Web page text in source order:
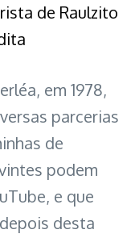
de Raulzito
em 1978,
parcerias
de
podem
e que
desta